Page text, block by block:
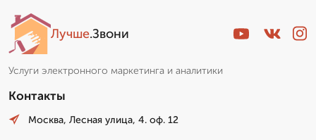
Лучше.Звони
Услуги электронного маркетинга и аналитики
Контакты
Москва, Лесная улица, 4. оф. 12